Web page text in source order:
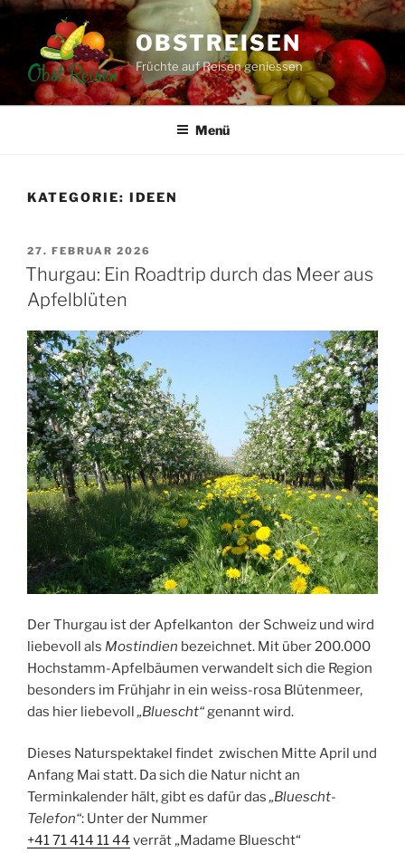
Zum
springen
OBSTREISEN
Früchte auf Reisen geniessen
Menü
KATEGORIE: IDEEN
VERÖFFENTLICHT
AM
27. FEBRUAR 2026
Thurgau: Ein Roadtrip durch das Meer aus
Apfelblüten
Der Thurgau ist der Apfelkanton der Schweiz und wird
liebevoll als Mostindien bezeichnet. Mit über 200.000
Hochstamm-Apfelbäumen verwandelt sich die Region
besonders im Frühjahr in ein weiss-rosa Blütenmeer,
das hier liebevoll„Bluescht“genannt wird.
Dieses Naturspektakel findet zwischen Mitte April und
Anfang Mai statt. Da sich die Natur nicht an
Terminkalender hält, gibt es dafür das„Bluescht-
Telefon“: Unter der Nummer
+41 71 414 11 44 verrät „Madame Bluescht“